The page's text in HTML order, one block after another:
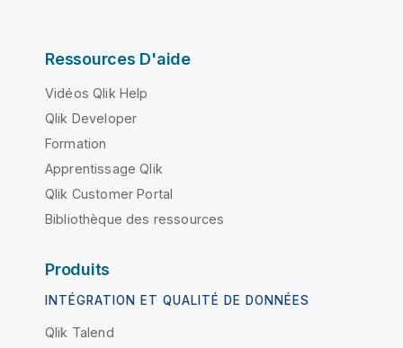
Ressources D'aide
Vidéos Qlik Help
Qlik Developer
Formation
Apprentissage Qlik
Qlik Customer Portal
Bibliothèque des ressources
Produits
INTÉGRATION ET QUALITÉ DE DONNÉES
Qlik Talend